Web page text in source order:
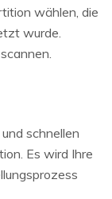
wählen, die
wurde.
schnellen
Es wird Ihre